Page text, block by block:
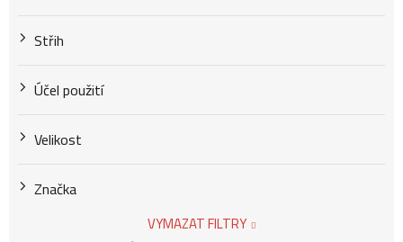
Střih
Účel použití
Velikost
Značka
VYMAZAT FILTRY